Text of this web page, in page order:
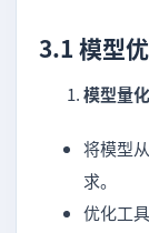
3.1 模型
模型量化
将模型
求。
优化工